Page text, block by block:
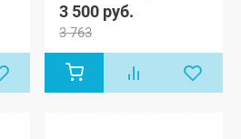
3 500 руб.
3 763